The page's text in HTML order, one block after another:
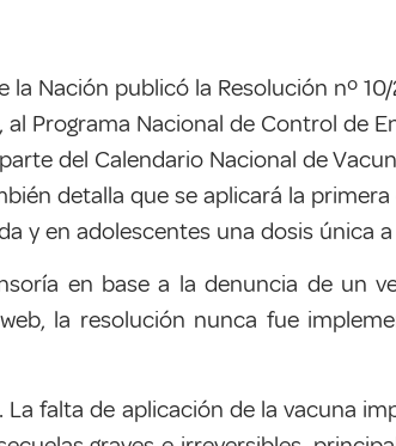
la Nación publicó la Resolución nº
Programa Nacional de Control de
del Calendario Nacional de
detalla que se aplicará la
y en adolescentes una dosis única a
en base a la denuncia de un
la resolución nunca fue
falta de aplicación de la vacuna